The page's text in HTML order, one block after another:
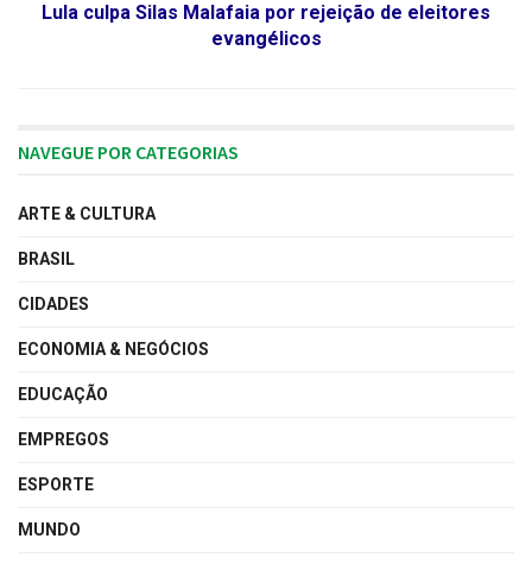
Lula culpa Silas Malafaia por rejeição de eleitores
evangélicos
NAVEGUE POR CATEGORIAS
ARTE & CULTURA
BRASIL
CIDADES
ECONOMIA & NEGÓCIOS
EDUCAÇÃO
EMPREGOS
ESPORTE
MUNDO